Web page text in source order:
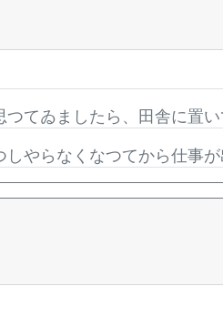
てゐましたら、田舎に置
やらなくなつてから仕事